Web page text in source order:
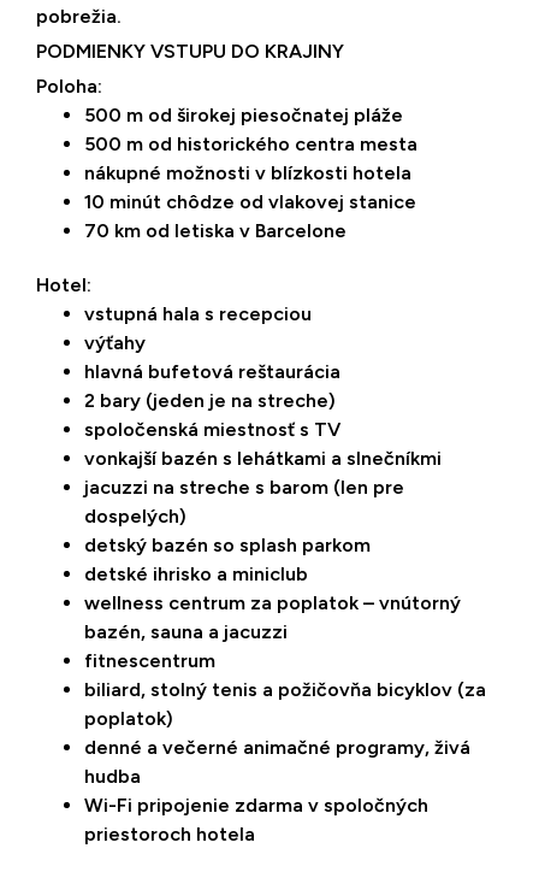
pobrežia.
PODMIENKY VSTUPU DO KRAJINY
Poloha:
500 m od širokej piesočnatej pláže
500 m od historického centra mesta
nákupné možnosti v blízkosti hotela
10 minút chôdze od vlakovej stanice
70 km od letiska v Barcelone
Hotel:
vstupná hala s recepciou
výťahy
hlavná bufetová reštaurácia
2 bary (jeden je na streche)
spoločenská miestnosť s TV
vonkajší bazén s lehátkami a slnečníkmi
jacuzzi na streche s barom (len pre
dospelých)
detský bazén so splash parkom
detské ihrisko a miniclub
wellness centrum za poplatok – vnútorný
bazén, sauna a jacuzzi
fitnescentrum
biliard, stolný tenis a požičovňa bicyklov (za
poplatok)
denné a večerné animačné programy, živá
hudba
Wi-Fi pripojenie zdarma v spoločných
priestoroch hotela